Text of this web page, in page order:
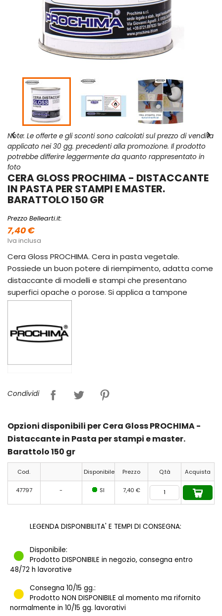
 
Note: Le offerte e gli sconti sono calcolati sul prezzo di vendita
applicato nei 30 gg. precedenti alla promozione. Il prodotto
potrebbe differire leggermente da quanto rappresentato in
foto
CERA GLOSS PROCHIMA - DISTACCANTE
IN PASTA PER STAMPI E MASTER.
BARATTOLO 150 GR
Prezzo Bellearti.it:
7,40 €
Iva inclusa
Cera Gloss PROCHIMA. Cera in pasta vegetale.
Possiede un buon potere di riempimento, adatta come
distaccante di modelli e stampi che presentano
superfici opache o porose. Si applica a tampone
Condividi
Opzioni disponibili per Cera Gloss PROCHIMA -
Distaccante in Pasta per stampi e master.
Barattolo 150 gr
Cod. Disponibile Prezzo Q.tà Acquista
47797 - SI 7,40 €
LEGENDA DISPONIBILITA' E TEMPI DI CONSEGNA:
Disponibile:
Prodotto DISPONIBILE in negozio, consegna entro
48/72 h lavorative
Consegna 10/15 gg.:
Prodotto NON DISPONIBILE al momento ma rifornito
normalmente in 10/15 gg. lavorativi